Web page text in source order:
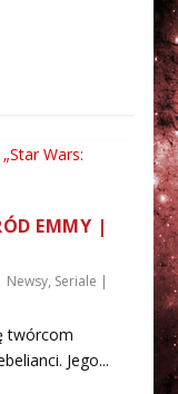
EMMY |
Newsy, Seriale |
twórcom
Jego...